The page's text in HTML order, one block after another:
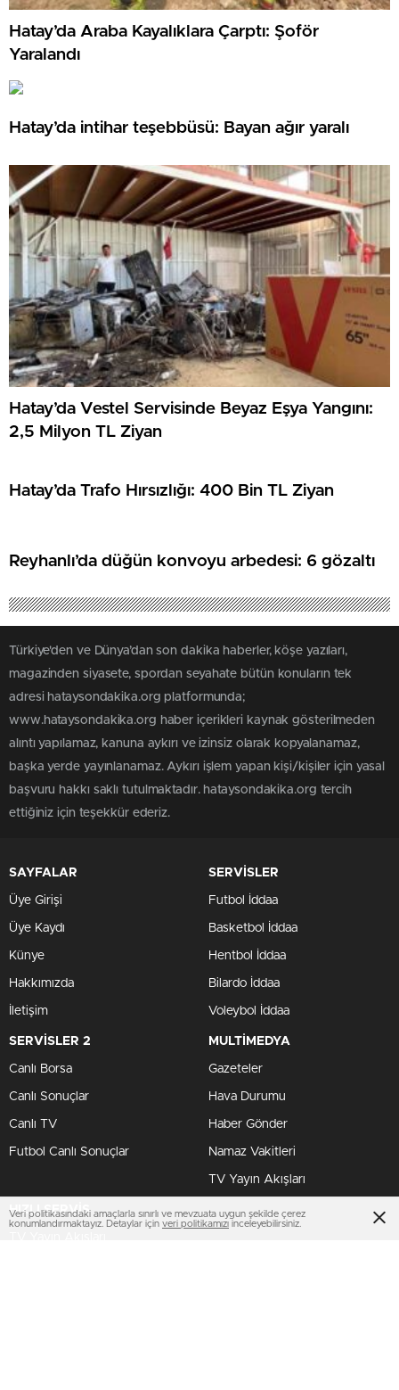
Hatay’da Araba Kayalıklara Çarptı: Şoför
Yaralandı
Hatay’da intihar teşebbüsü: Bayan ağır yaralı
Hatay’da Vestel Servisinde Beyaz Eşya Yangını:
2,5 Milyon TL Ziyan
Hatay’da Trafo Hırsızlığı: 400 Bin TL Ziyan
Reyhanlı’da düğün konvoyu arbedesi: 6 gözaltı
Türkiye'den ve Dünya’dan son dakika haberler, köşe yazıları,
magazinden siyasete, spordan seyahate bütün konuların tek
adresi hataysondakika.org platformunda;
www.hataysondakika.org haber içerikleri kaynak gösterilmeden
alıntı yapılamaz, kanuna aykırı ve izinsiz olarak kopyalanamaz,
başka yerde yayınlanamaz. Aykırı işlem yapan kişi/kişiler için yasal
başvuru hakkı saklı tutulmaktadır. hataysondakika.org tercih
ettiğiniz için teşekkür ederiz.
SAYFALAR
Üye Girişi
Üye Kaydı
Künye
Hakkımızda
İletişim
SERVİSLER
Futbol İddaa
Basketbol İddaa
Hentbol İddaa
Bilardo İddaa
Voleybol İddaa
SERVİSLER 2
Canlı Borsa
Canlı Sonuçlar
Canlı TV
Futbol Canlı Sonuçlar
MULTİMEDYA
Gazeteler
Hava Durumu
Haber Gönder
Namaz Vakitleri
TV Yayın Akışları
HIZLI SERVİS
Veri politikasındaki amaçlarla sınırlı ve mevzuata uygun şekilde çerez
konumlandırmaktayız. Detaylar için veri politikamızı inceleyebilirsiniz.